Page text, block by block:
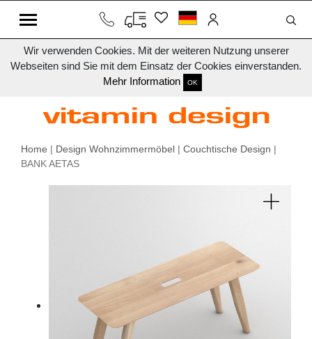
Wir verwenden Cookies. Mit der weiteren Nutzung unserer
Webseiten sind Sie mit dem Einsatz der Cookies einverstanden.
Mehr Information
OK
Home | Design Wohnzimmermöbel | Couchtische Design |
BANK AETAS